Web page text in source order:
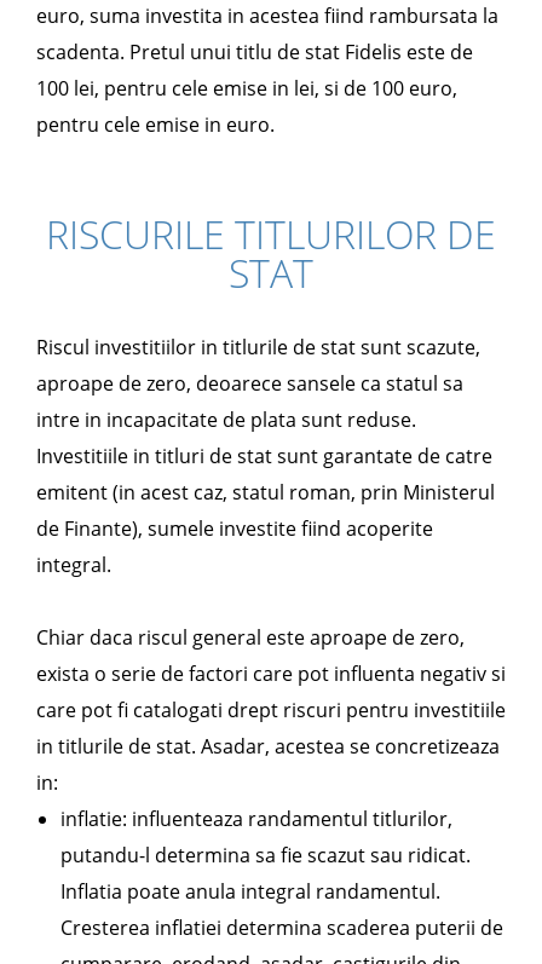
euro, suma investita in acestea fiind rambursata la
scadenta. Pretul unui titlu de stat Fidelis este de
100 lei, pentru cele emise in lei, si de 100 euro,
pentru cele emise in euro.
RISCURILE TITLURILOR DE
STAT
Riscul investitiilor in titlurile de stat sunt scazute,
aproape de zero, deoarece sansele ca statul sa
intre in incapacitate de plata sunt reduse.
Investitiile in titluri de stat sunt garantate de catre
emitent (in acest caz, statul roman, prin Ministerul
de Finante), sumele investite fiind acoperite
integral.
Chiar daca riscul general este aproape de zero,
exista o serie de factori care pot influenta negativ si
care pot fi catalogati drept riscuri pentru investitiile
in titlurile de stat. Asadar, acestea se concretizeaza
in:
inflatie: influenteaza randamentul titlurilor,
putandu-l determina sa fie scazut sau ridicat.
Inflatia poate anula integral randamentul.
Cresterea inflatiei determina scaderea puterii de